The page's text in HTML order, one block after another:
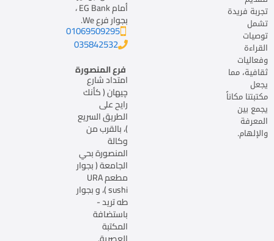
تجربة فريدة
تشمل
توصيات
القراءة
وفعاليات
ثقافية، مما
يجعل
مكتبتنا مكاناً
يجمع بين
المعرفة
والإلهام.
أمام EG Bank ،
بجوار فرع We.
01069509295
035842532
فرع المنصورة
امتداد شارع
چيهان ( كأنك
رايح على
الطريق السريع
)، بالقرب من
وكالة
المنصورة بحي
الجامعة ( بجوار
مطعم URA
sushi )، و بجوار
طه تريد -
باستضافة
المكتبة